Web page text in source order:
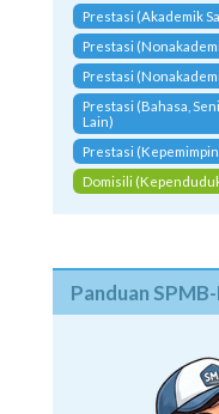
Prestasi (Akademik
Prestasi
Prestasi
Prestasi (Bahasa,
Lain)
Prestasi
Domisili
Panduan